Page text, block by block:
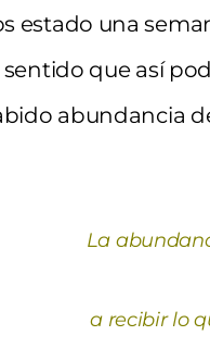
estado una
que así
abundancia
La
a recibir lo